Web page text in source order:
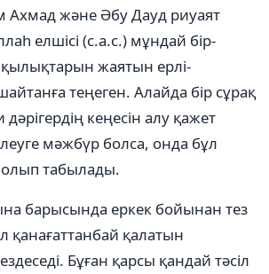
Ахмад және Әбу Дауд риуаят
елшісі (с.а.с.) мұндай бір-
қылықтарын жаятын ерлі-
теңеген. Алайда бір сұрақ
кеңесін алу қажет
мәжбүр болса, онда бұл
табылады.
барысында еркек бойынан тез
қанағаттанбай қалатын
Бұған қарсы қандай тәсіл